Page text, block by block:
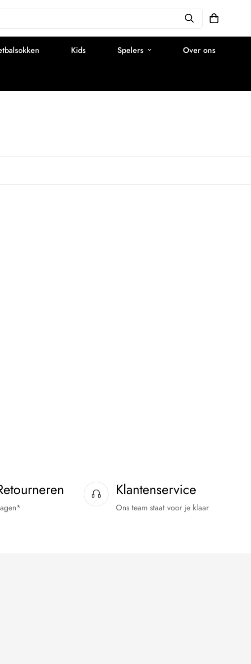
Kids Spelers Over ons
Klantenservice
Ons team staat voor je klaar